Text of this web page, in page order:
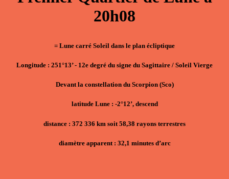
20h08
= Lune carré Soleil dans le plan écliptique
Longitude : 251°13’ - 12e degré du signe du Sagittaire / Soleil Vierge
Devant la constellation du Scorpion (Sco)
latitude Lune : -2°12’, descend
distance : 372 336 km soit 58,38 rayons terrestres
diamètre apparent : 32,1 minutes d’arc